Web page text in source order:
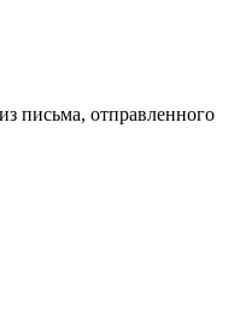
письма, отправленного